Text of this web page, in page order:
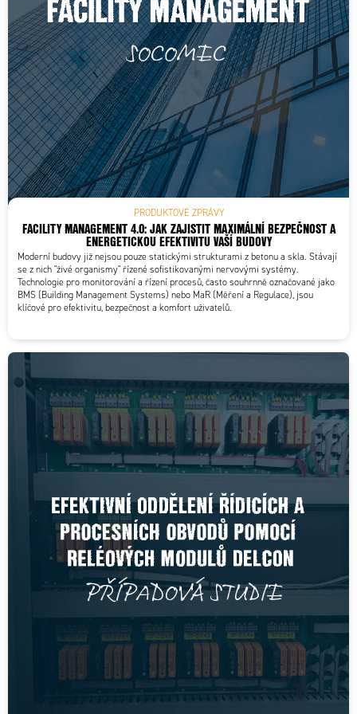
PRODUKTOVÉ ZPRÁVY
FACILITY MANAGEMENT 4.0: JAK ZAJISTIT MAXIMÁLNÍ BEZPEČNOST A
ENERGETICKOU EFEKTIVITU VAŠÍ BUDOVY
Moderní budovy již nejsou pouze statickými strukturami z betonu a skla. Stávají
se z nich "živé organismy" řízené sofistikovanými nervovými systémy.
Technologie pro monitorování a řízení procesů, často souhrnně označované jako
BMS (Building Management Systems) nebo MaR (Měření a Regulace), jsou
klíčové pro efektivitu, bezpečnost a komfort uživatelů.